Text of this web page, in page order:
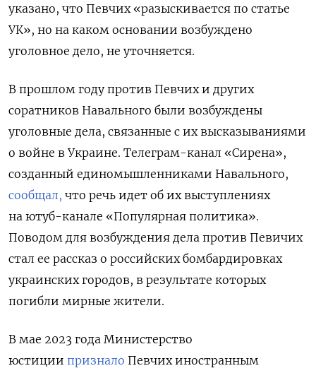
указано, что Певчих «разыскивается по статье
УК», но на каком основании возбуждено
уголовное дело, не уточняется.
В прошлом году против Певчих и других
соратников Навального были возбуждены
уголовные дела, связанные с их высказываниями
о войне в Украине. Телеграм-канал «Сирена»,
созданный единомышленниками Навального,
сообщал, что речь идет об их выступлениях
на ютуб-канале «Популярная политика».
Поводом для возбуждения дела против Певичих
стал ее рассказ о российских бомбардировках
украинских городов, в результате которых
погибли мирные жители.
В мае 2023 года Министерство
юстиции признало Певчих иностранным